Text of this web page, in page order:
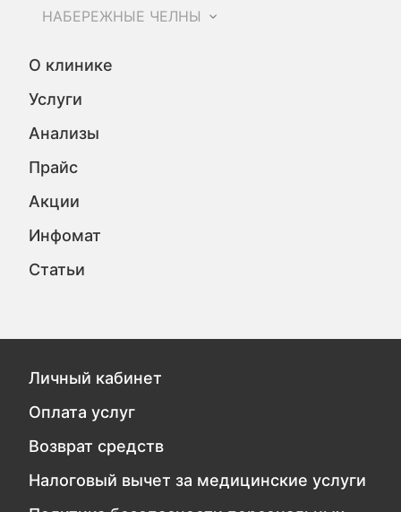
НАБЕРЕЖНЫЕ ЧЕЛНЫ
О клинике
Услуги
Анализы
Прайс
Акции
Инфомат
Статьи
Личный кабинет
Оплата услуг
Возврат средств
Налоговый вычет за медицинские услуги